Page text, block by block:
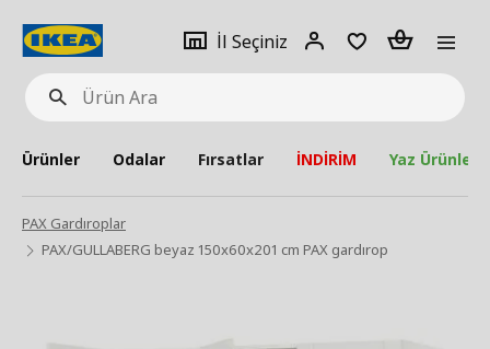
Ürün
Ara
İl Seçiniz
Giriş
Adet
Ürünler Odalar Fırsatlar İNDİRİM Yaz Ürünleri
PAX Gardıroplar
PAX/GULLABERG beyaz 150x60x201 cm PAX gardırop